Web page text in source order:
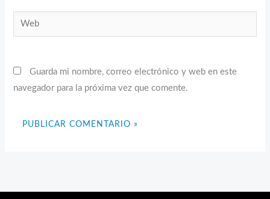
Web
Guarda mi nombre, correo electrónico y web en este
navegador para la próxima vez que comente.